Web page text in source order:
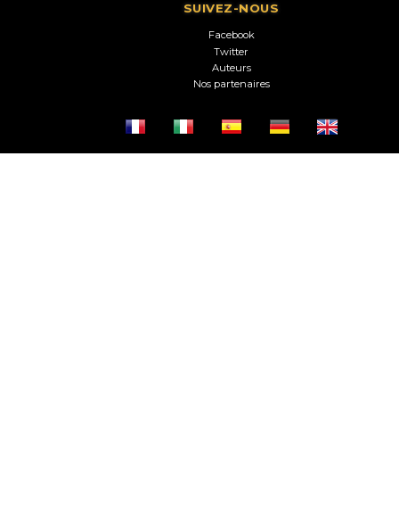
SUIVEZ-NOUS
Facebook
Twitter
Auteurs
Nos partenaires